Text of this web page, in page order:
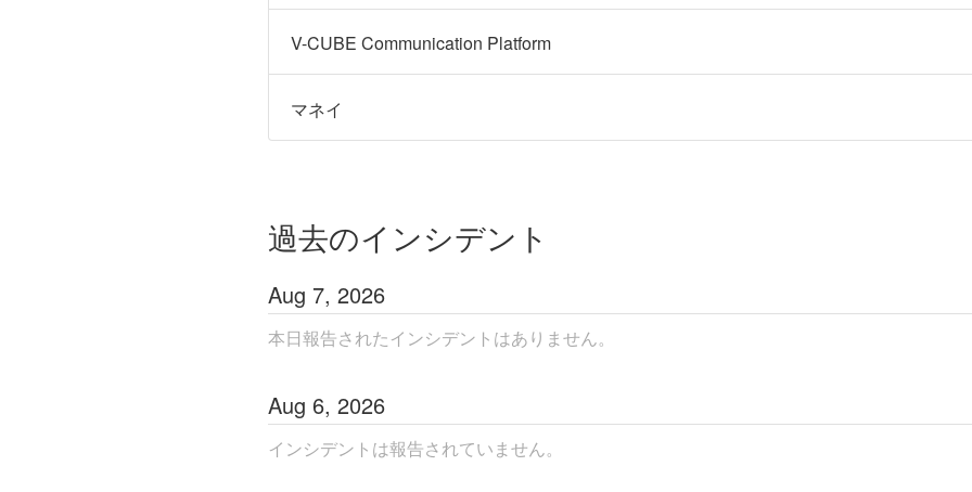
V-CUBE Communication Platform
マネイ
過去のインシデント
Aug 7, 2026
本日報告されたインシデントはありません。
Aug 6, 2026
インシデントは報告されていません。